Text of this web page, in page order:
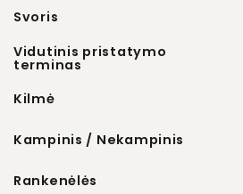
Svoris
Vidutinis pristatymo
terminas
Kilmė
Kampinis / Nekampinis
Rankenėlės